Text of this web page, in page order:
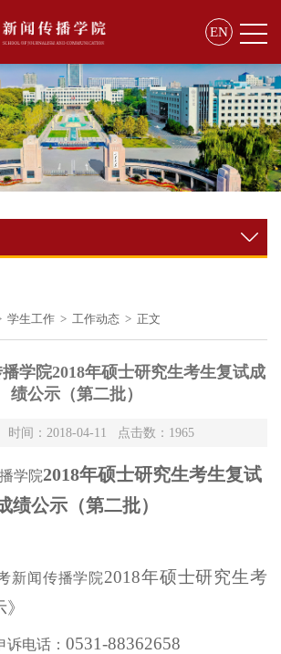
EN
学生工作 > 工作动态 > 正文
播学院2018年硕士研究生考生复试成
绩公示（第二批）
间：2018-04-11 点击数： 1965
学院2018年硕士研究生考生复试
绩公示（第二批）
新闻传播学院2018年硕士研究生考
电话： 0531-88362658